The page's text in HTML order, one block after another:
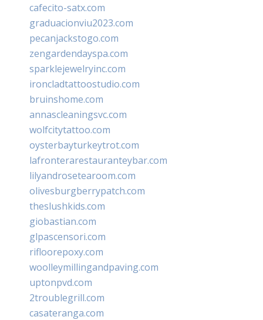
cafecito-satx.com
graduacionviu2023.com
pecanjackstogo.com
zengardendayspa.com
sparklejewelryinc.com
ironcladtattoostudio.com
bruinshome.com
annascleaningsvc.com
wolfcitytattoo.com
oysterbayturkeytrot.com
lafronterarestauranteybar.com
lilyandrosetearoom.com
olivesburgberrypatch.com
theslushkids.com
giobastian.com
glpascensori.com
rifloorepoxy.com
woolleymillingandpaving.com
uptonpvd.com
2troublegrill.com
casateranga.com